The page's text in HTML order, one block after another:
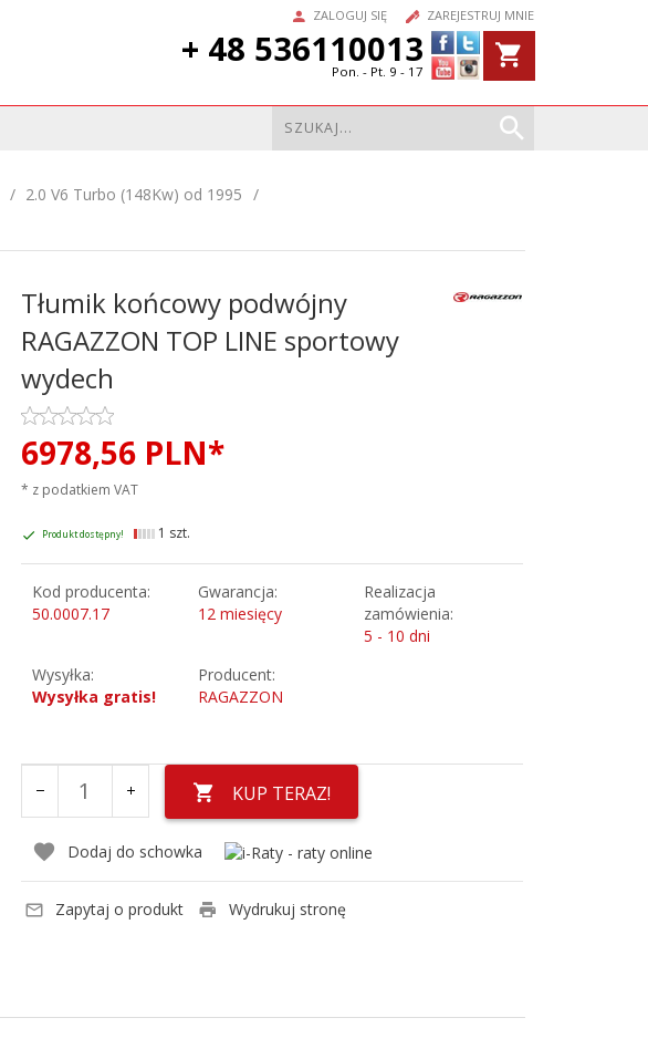
ZALOGUJ SIĘ ZAREJESTRUJ MNIE
+ 48 536110013
Pon. - Pt. 9 - 17
2.0 V6 Turbo (148Kw) od 1995
Tłumik końcowy podwójny
RAGAZZON TOP LINE sportowy
wydech
6978,56 PLN*
* z podatkiem VAT
Produkt dostępny! 1 szt.
Kod producenta:
50.0007.17
Gwarancja:
12 miesięcy
Realizacja
zamówienia:
5 - 10 dni
Wysyłka:
Wysyłka gratis!
Producent:
RAGAZZON
KUP TERAZ!
Dodaj do schowka
Zapytaj o produkt Wydrukuj stronę